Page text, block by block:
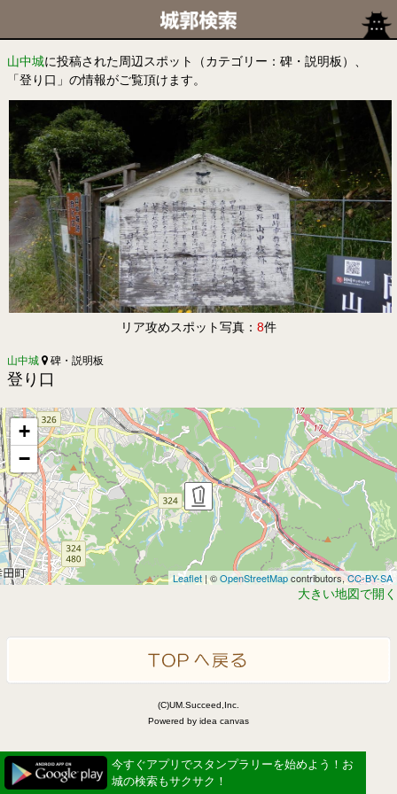
山中城に投稿された周辺スポット（カテゴリー：碑・説明板）、
「登り口」の情報がご覧頂けます。
リア攻めスポット写真： 8件
山中城 碑・説明板
登り口
+
−
Leaflet | ©OpenStreetMapcontributors,CC-BY-SA
大きい地図で開く
(C)UM.Succeed,Inc.
Powered by idea canvas
今すぐアプリでスタンプラリーを始めよう！お
城の検索もサクサク！